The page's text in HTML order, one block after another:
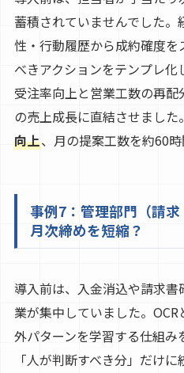
蓄積されていませんでした。
性・行動履歴から成約確度
べきアクションをテンプレ化
受注率向上と営業工数の再
の売上成長に直結させました
向上、月の提案工数を約60時
事例7：管理部門（請
月次締めを短縮？
導入前は、入金消込や請求
業が集中していました。
外パターンを学習する仕組
「人が判断すべき分」だけ